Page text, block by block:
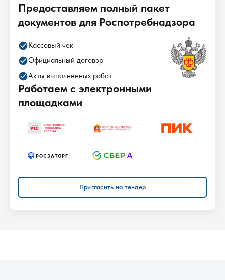
Предоставляем полный пакет
документов для Роспотребнадзора
check_circleКассовый чек
check_circleОфициальный договор
check_circleАкты выполненных работ
Работаем с электронными
площадками
Пригласить на тендер